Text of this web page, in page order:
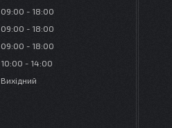
09:00
18:00
09:00
18:00
09:00
18:00
10:00
14:00
Вихідний